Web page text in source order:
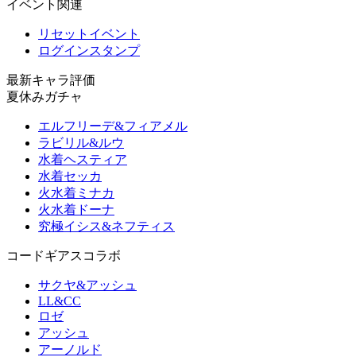
イベント関連
リセットイベント
ログインスタンプ
最新キャラ評価
夏休みガチャ
エルフリーデ&フィアメル
ラビリル&ルウ
水着ヘスティア
水着セッカ
火水着ミナカ
火水着ドーナ
究極イシス&ネフティス
コードギアスコラボ
サクヤ&アッシュ
LL&CC
ロゼ
アッシュ
アーノルド